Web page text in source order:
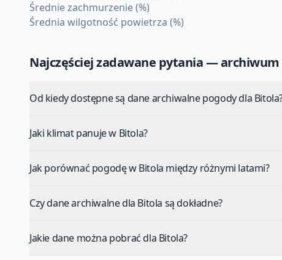
Średnie zachmurzenie (%)
Średnia wilgotność powietrza (%)
Najczęściej zadawane pytania —
Od kiedy dostępne są dane archiwalne pogody dla
Jaki klimat panuje w Bitola?
Jak porównać pogodę w Bitola między różnymi latami?
Czy dane archiwalne dla Bitola są dokładne?
Jakie dane można pobrać dla Bitola?